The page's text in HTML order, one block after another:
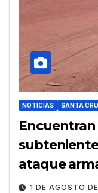
NOTICIAS SANTA
ataque
1 DE AGOSTO